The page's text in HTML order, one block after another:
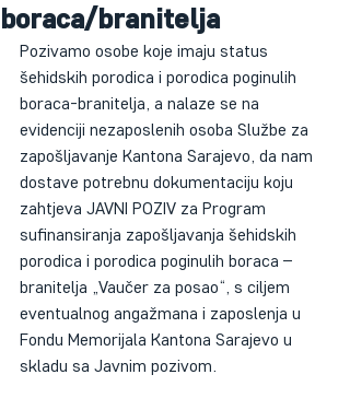
boraca/branitelja
Pozivamo osobe koje imaju status
šehidskih porodica i porodica poginulih
boraca-branitelja, a nalaze se na
evidenciji nezaposlenih osoba Službe za
zapošljavanje Kantona Sarajevo, da nam
dostave potrebnu dokumentaciju koju
zahtjeva JAVNI POZIV za Program
sufinansiranja zapošljavanja šehidskih
porodica i porodica poginulih boraca –
branitelja „Vaučer za posao“, s ciljem
eventualnog angažmana i zaposlenja u
Fondu Memorijala Kantona Sarajevo u
skladu sa Javnim pozivom.